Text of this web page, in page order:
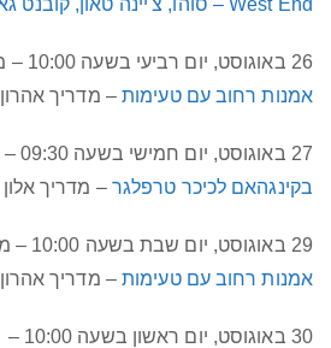
26 באוגוסט, יום רביעי בשעה 10:00 – מזרח לונדון –
אמנות רחוב עם טעימות – מדריך אהרון
27 באוגוסט, יום חמישי בשעה 09:30 – סיור קלאסי –
בקינגהאם לכיכר טרפלגר – מדריך אלון
29 באוגוסט, יום שבת בשעה 10:00 – מזרח לונדון –
אמנות רחוב עם טעימות – מדריך אהרון
30 באוגוסט, יום ראשון בשעה 10:00 – מרכז לונדון –